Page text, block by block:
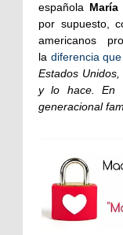
española
por supuesto,
americanos
la diferencia
Estados
y lo hace. En
generacional